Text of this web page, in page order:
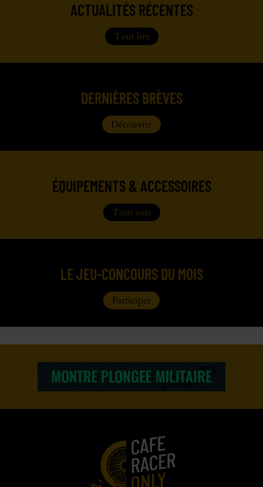
ACTUALITÉS RÉCENTES
Tout lire
DERNIÈRES BRÈVES
Découvrir
ÉQUIPEMENTS & ACCESSOIRES
Tout voir
LE JEU-CONCOURS DU MOIS
Participer